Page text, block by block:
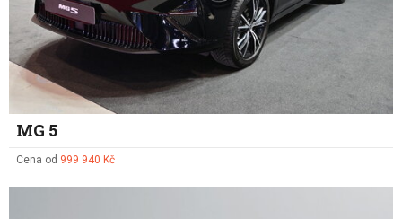
MG 5
Cena od 999 940 Kč